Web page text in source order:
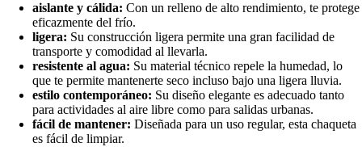
aislante y cálida: Con un relleno de alto rendimiento, te protege
eficazmente del frío.
ligera: Su construcción ligera permite una gran facilidad de
transporte y comodidad al llevarla.
resistente al agua: Su material técnico repele la humedad, lo
que te permite mantenerte seco incluso bajo una ligera lluvia.
estilo contemporáneo: Su diseño elegante es adecuado tanto
para actividades al aire libre como para salidas urbanas.
fácil de mantener: Diseñada para un uso regular, esta chaqueta
es fácil de limpiar.